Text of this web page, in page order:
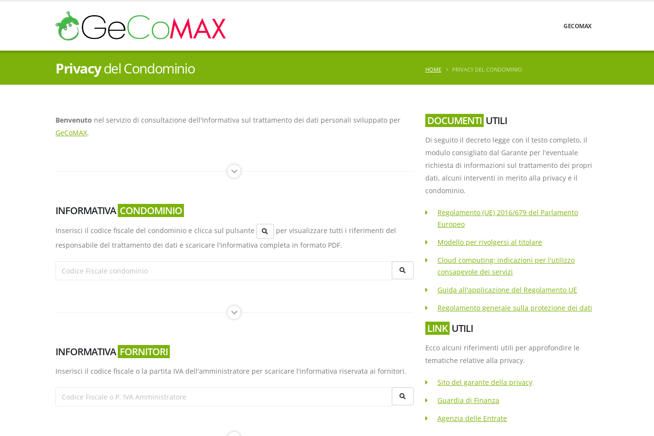
GECOMAX
Privacydel Condominio HOME PRIVACY DEL CONDOMINIO
Benvenuto nel servizio di consultazione dell'Informativa sul trattamento dei dati personali sviluppato per
GeCoMAX.
INFORMATIVA CONDOMINIO
Inserisci il codice fiscale del condominio e clicca sul pulsante
per visualizzare tutti i riferimenti del
responsabile del trattamento dei dati e scaricare l'informativa completa in formato PDF.
INFORMATIVA FORNITORI
Inserisci il codice fiscale o la partita IVA dell'amministratore per scaricare l'informativa riservata ai fornitori.
DOCUMENTI UTILI
Di seguito il decreto legge con il testo completo, il
modulo consigliato dal Garante per l'eventuale
richiesta di informazioni sul trattamento dei propri
dati, alcuni interventi in merito alla privacy e il
condominio.
Regolamento (UE) 2016/679 del Parlamento
Europeo
Modello per rivolgersi al titolare
Cloud computing: indicazioni per l'utilizzo
consapevole dei servizi
Guida all'applicazione del Regolamento UE
Regolamento generale sulla protezione dei dati
LINK UTILI
Ecco alcuni riferimenti utili per approfondire le
tematiche relative alla privacy.
Sito del garante della privacy
Guardia di Finanza
Agenzia delle Entrate